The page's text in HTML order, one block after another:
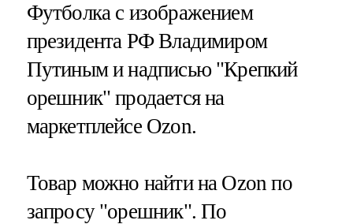
Футболка с изображением
президента РФ Владимиром
Путиным и надписью "Крепкий
орешник" продается на
маркетплейсе Ozon.
Товар можно найти на Ozon по
запросу "орешник". По